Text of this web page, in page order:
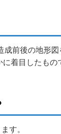
前後の地形
着目したも
す。